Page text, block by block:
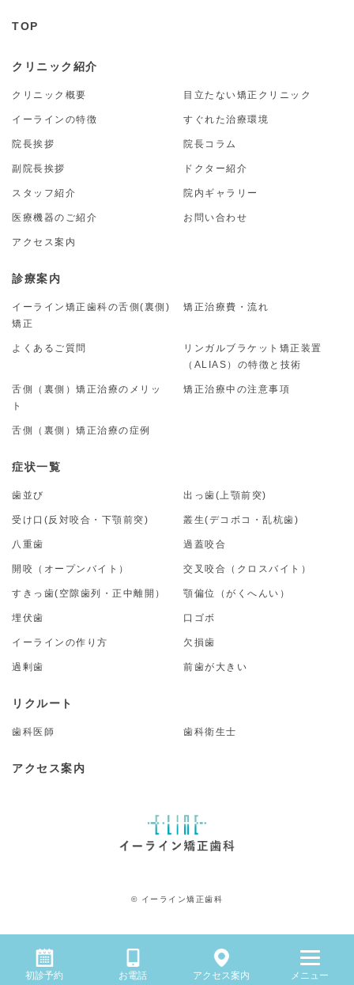
TOP
クリニック紹介
クリニック概要 目立たない矯正クリニック
イーラインの特徴 すぐれた治療環境
院長挨拶 院長コラム
副院長挨拶 ドクター紹介
スタッフ紹介 院内ギャラリー
医療機器のご紹介 お問い合わせ
アクセス案内
診療案内
イーライン矯正歯科の舌側(裏側)
矯正
矯正治療費・流れ
よくあるご質問
リンガルブラケット矯正装置
（ALIAS）の特徴と技術
舌側（裏側）矯正治療のメリッ
ト
矯正治療中の注意事項
舌側（裏側）矯正治療の症例
症状一覧
歯並び 出っ歯(上顎前突)
受け口(反対咬合・下顎前突) 叢生(デコボコ・乱杭歯)
八重歯 過蓋咬合
開咬（オープンバイト） 交叉咬合（クロスバイト）
すきっ歯(空隙歯列・正中離開） 顎偏位（がくへんい）
埋伏歯 口ゴボ
イーラインの作り方 欠損歯
過剰歯 前歯が大きい
リクルート
歯科医師 歯科衛生士
アクセス案内
© イーライン矯正歯科
初診予約 お電話 アクセス案内 メニュー